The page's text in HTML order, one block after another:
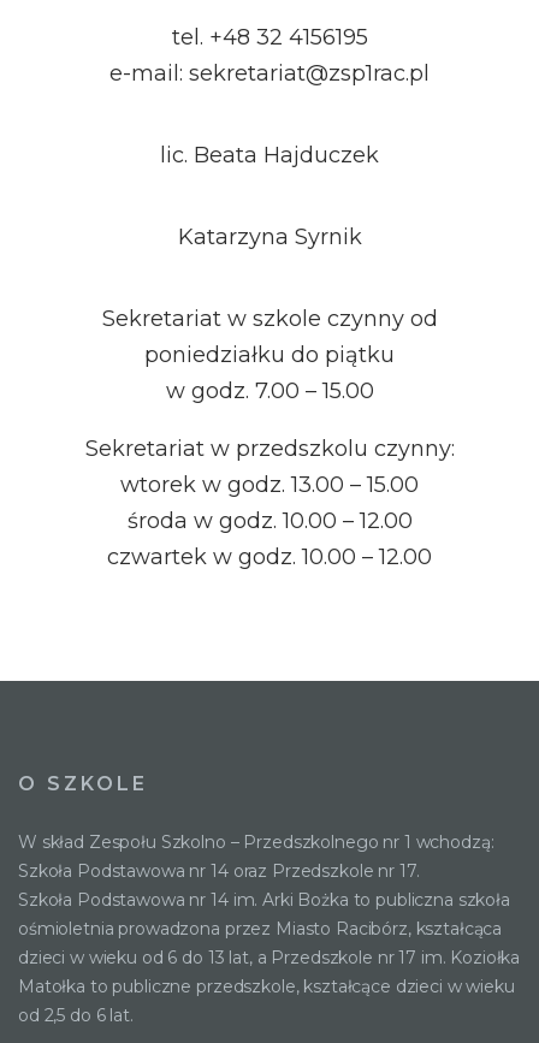
tel. +48 32 4156195
e-mail: sekretariat@zsp1rac.pl
lic. Beata Hajduczek
Katarzyna Syrnik
Sekretariat w szkole czynny od
poniedziałku do piątku
w godz. 7.00 – 15.00
Sekretariat w przedszkolu czynny:
wtorek w godz. 13.00 – 15.00
środa w godz. 10.00 – 12.00
czwartek w godz. 10.00 – 12.00
O SZKOLE
W skład Zespołu Szkolno – Przedszkolnego nr 1 wchodzą:
Szkoła Podstawowa nr 14 oraz Przedszkole nr 17.
Szkoła Podstawowa nr 14 im. Arki Bożka to publiczna szkoła
ośmioletnia prowadzona przez Miasto Racibórz, kształcąca
dzieci w wieku od 6 do 13 lat, a Przedszkole nr 17 im. Koziołka
Matołka to publiczne przedszkole, kształcące dzieci w wieku
od 2,5 do 6 lat.